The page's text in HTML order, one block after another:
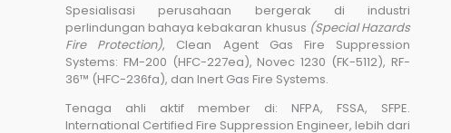
Spesialisasi perusahaan bergerak di industri
perlindungan bahaya kebakaran khusus (Special Hazards
Fire Protection), Clean Agent Gas Fire Suppression
Systems: FM-200 (HFC-227ea), Novec 1230 (FK-5112), RF-
36™ (HFC-236fa), dan Inert Gas Fire Systems.
Tenaga ahli aktif member di: NFPA, FSSA, SFPE.
International Certified Fire Suppression Engineer, lebih dari